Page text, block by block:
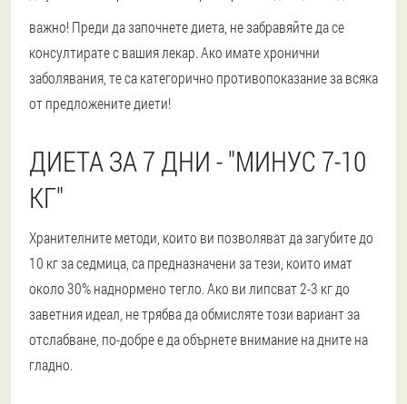
важно! Преди да започнете диета, не забравяйте да се
консултирате с вашия лекар. Ако имате хронични
заболявания, те са категорично противопоказание за всяка
от предложените диети!
ДИЕТА ЗА 7 ДНИ - "МИНУС 7-10
КГ"
Хранителните методи, които ви позволяват да загубите до
10 кг за седмица, са предназначени за тези, които имат
около 30% наднормено тегло. Ако ви липсват 2-3 кг до
заветния идеал, не трябва да обмисляте този вариант за
отслабване, по-добре е да обърнете внимание на дните на
гладно.